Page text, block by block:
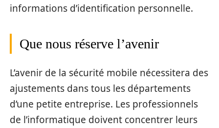
informations d’identification personnelle.
Que nous réserve l’avenir
L’avenir de la sécurité mobile nécessitera des
ajustements dans tous les départements
d’une petite entreprise. Les professionnels
de l’informatique doivent concentrer leurs